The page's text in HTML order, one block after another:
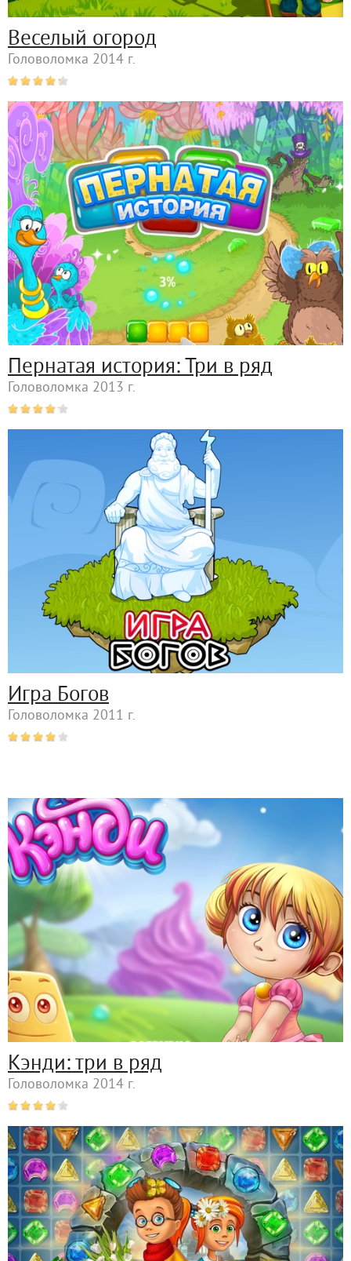
Веселый огород
Головоломка 2014 г.
Пернатая история: Три в ряд
Головоломка 2013 г.
Игра Богов
Головоломка 2011 г.
Кэнди: три в ряд
Головоломка 2014 г.